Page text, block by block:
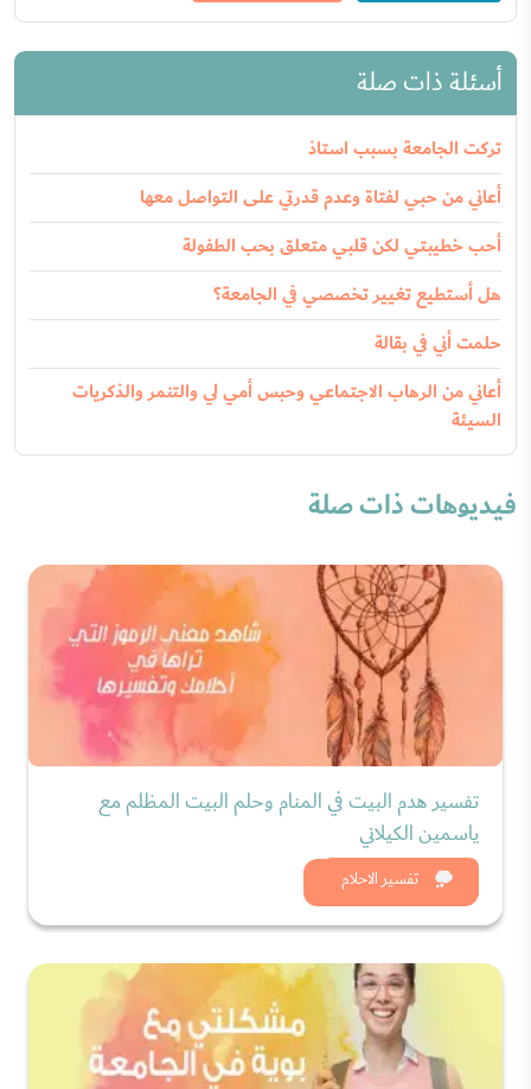
أسئلة ذات صلة
تركت الجامعة بسبب استاذ
أعاني من حبي لفتاة وعدم قدرتي على التواصل معها
أحب خطيبتي لكن قلبي متعلق بحب الطفولة
هل أستطيع تغيير تخصصي في الجامعة؟
حلمت أني في بقالة
أعاني من الرهاب الاجتماعي وحبس أمي لي والتنمر والذكريات
السيئة
فيديوهات ذات صلة
تفسير الاحلام
تفسير هدم البيت في المنام وحلم البيت المظلم مع
ياسمين الكيلاني
شاهد الان